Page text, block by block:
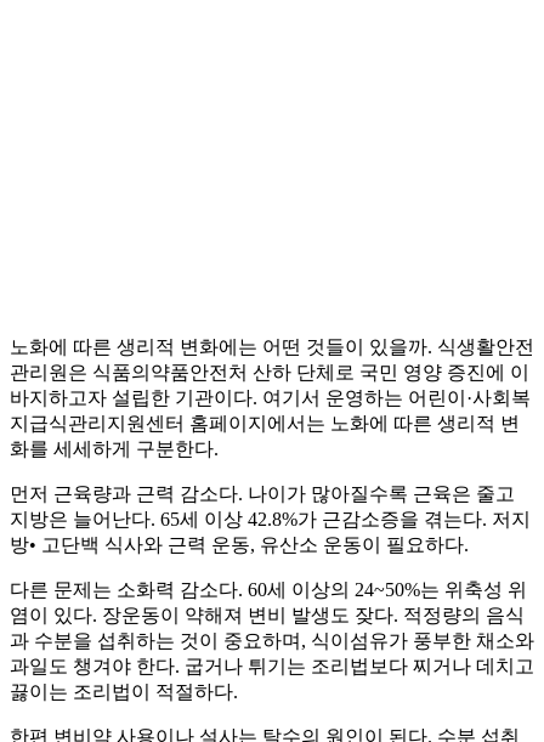
노화에 따른 생리적 변화에는 어떤 것들이 있을까. 식생활안전
관리원은 식품의약품안전처 산하 단체로 국민 영양 증진에 이
바지하고자 설립한 기관이다. 여기서 운영하는 어린이·사회복
지급식관리지원센터 홈페이지에서는 노화에 따른 생리적 변
화를 세세하게 구분한다.
먼저 근육량과 근력 감소다. 나이가 많아질수록 근육은 줄고
지방은 늘어난다. 65세 이상 42.8%가 근감소증을 겪는다. 저지
방• 고단백 식사와 근력 운동, 유산소 운동이 필요하다.
다른 문제는 소화력 감소다. 60세 이상의 24~50%는 위축성 위
염이 있다. 장운동이 약해져 변비 발생도 잦다. 적정량의 음식
과 수분을 섭취하는 것이 중요하며, 식이섬유가 풍부한 채소와
과일도 챙겨야 한다. 굽거나 튀기는 조리법보다 찌거나 데치고
끓이는 조리법이 적절하다.
한편 변비약 사용이나 설사는 탈수의 원인이 된다. 수분 섭취